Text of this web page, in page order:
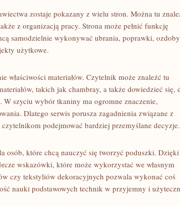
zostaje pokazany z wielu stron. Można tu
z organizacją pracy. Strona może pełnić funkcję
samodzielnie wykonywać ubrania, poprawki,
użytkowe.
właściwości materiałów. Czytelnik może znaleźć tu
takich jak chambray, a także dowiedzieć się,
szyciu wybór tkaniny ma ogromne znaczenie,
Dlatego serwis porusza zagadnienia związane z
podejmować bardziej przemyślane decyzje.
osób, które chcą nauczyć się tworzyć poduszki. Dzięki
wskazówki, które może wykorzystać we własnym
czy tekstyliów dekoracyjnych pozwala wykonać coś
nauki podstawowych technik w przyjemny i